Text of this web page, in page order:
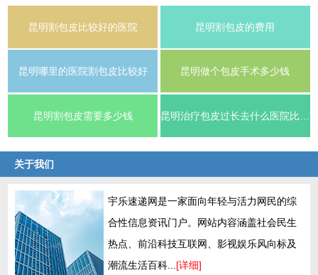
昆明割包皮比较好的医院 昆明割包皮的费用
昆明哪里的医院割包皮比较好 昆明做个包皮手术多少钱
昆明割包皮需要多少钱
关于我们
宇乐速递网是一家面向年轻与活力网民的综
合性信息资讯门户。网站内容涵盖社会民生
热点、前沿科技互联网、影视娱乐风向标及
潮流生活百科... [详细]